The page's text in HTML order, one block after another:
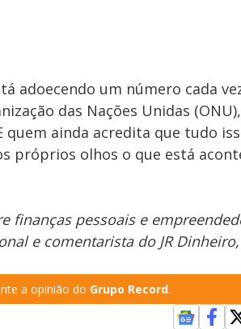
adoecendo um número cada
das Nações Unidas
ainda acredita que tudo
próprios olhos o que está
finanças pessoais e
e comentarista do JR
a opinião do Grupo Record.